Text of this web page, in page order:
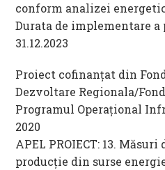
conform analizei
Durata de implementare a
31.12.2023
Proiect cofinanțat din
Dezvoltare Regionala/
Programul Operațional
2020
APEL PROIECT: 13.
producție din surse